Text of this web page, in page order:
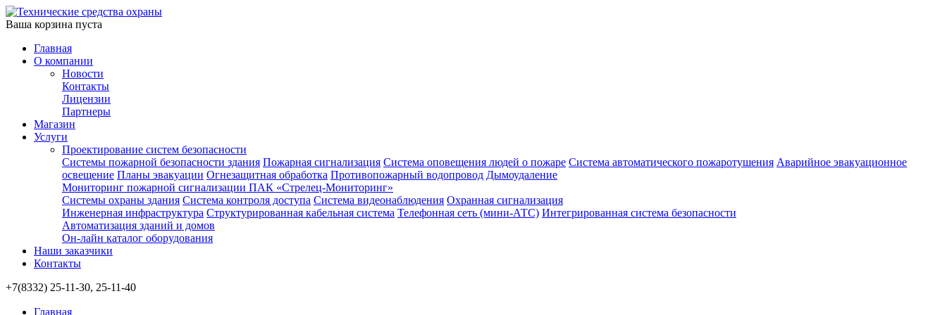
Ваша корзина пуста
Главная
О компании
Новости
Контакты
Лицензии
Партнеры
Магазин
Услуги
Проектирование систем безопасности
Системы пожарной безопасности здания Пожарная сигнализация Система оповещения людей о пожаре Система автоматического пожаротушения Аварийное эвакуационное
освещение Планы эвакуации Огнезащитная обработка Противопожарный водопровод Дымоудаление
Мониторинг пожарной сигнализации ПАК «Стрелец-Мониторинг»
Системы охраны здания Система контроля доступа Система видеонаблюдения Охранная сигнализация
Инженерная инфраструктура Структурированная кабельная система Телефонная сеть (мини-АТС) Интегрированная система безопасности
Автоматизация зданий и домов
Он-лайн каталог оборудования
Наши заказчики
Контакты
+7(8332) 25-11-30, 25-11-40
Главная